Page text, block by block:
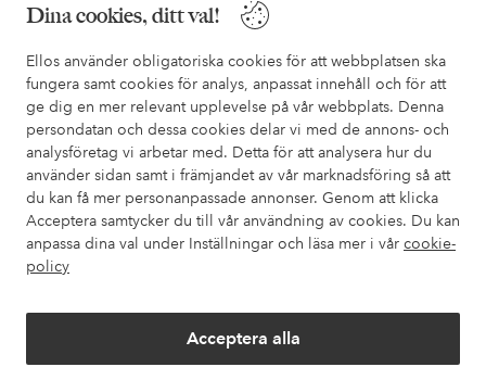
Dina cookies, ditt val!
Ellos använder obligatoriska cookies för att webbplatsen ska
fungera samt cookies för analys, anpassat innehåll och för att
ge dig en mer relevant upplevelse på vår webbplats. Denna
persondatan och dessa cookies delar vi med de annons- och
analysföretag vi arbetar med. Detta för att analysera hur du
använder sidan samt i främjandet av vår marknadsföring så att
du kan få mer personanpassade annonser. Genom att klicka
Acceptera samtycker du till vår användning av cookies. Du kan
anpassa dina val under Inställningar och läsa mer i vår cookie-
policy
Acceptera alla
I vår FAQ hittar du svaren på de vanligaste frågorna. Här finns
också information om hur du enklast kontaktar oss.
Kundservice Beställning Betalsätt
Mina sidor
Om Ellos